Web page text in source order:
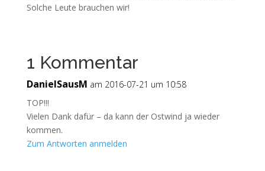
Solche Leute brauchen wir!
1 Kommentar
DanielSausM am 2016-07-21 um 10:58
TOP!!!
Vielen Dank dafür – da kann der Ostwind ja wieder
kommen.
Zum Antworten anmelden